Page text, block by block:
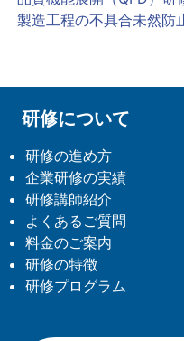
製造工程の不具合未然防
研修について
研修の進め方
企業研修の実績
研修講師紹介
よくあるご質問
料金のご案内
研修の特徴
研修プログラム